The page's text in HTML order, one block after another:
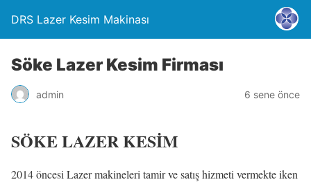
DRS Lazer Kesim Makinası
Söke Lazer Kesim Firması
admin 6 sene önce
SÖKE LAZER KESİM
2014 öncesi Lazer makineleri tamir ve satış hizmeti vermekte iken